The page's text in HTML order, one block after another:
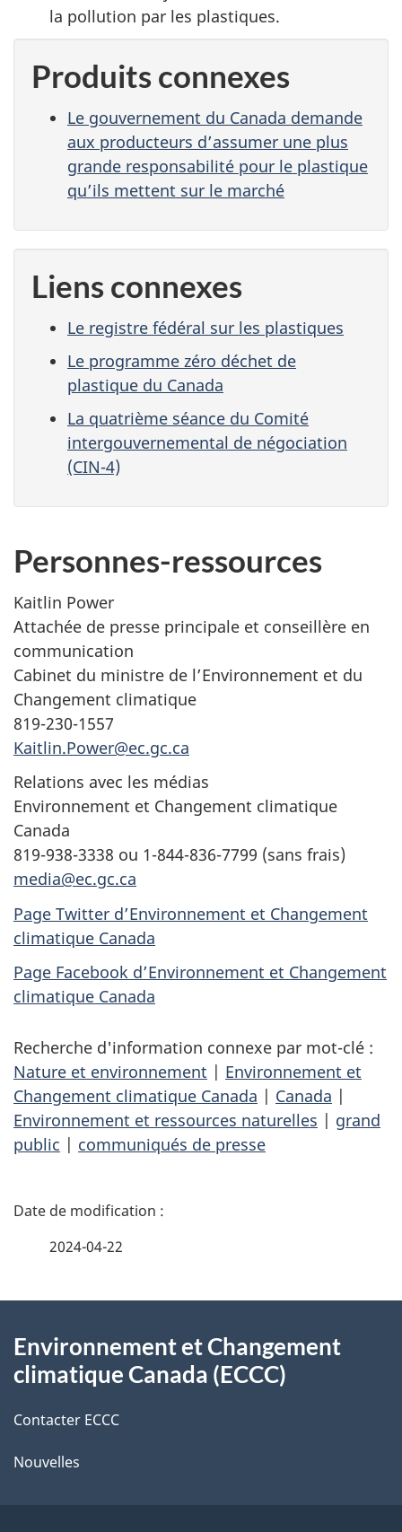
la pollution par les plastiques.
Produits connexes
Le gouvernement du Canada demande
aux producteurs d’assumer une plus
grande responsabilité pour le plastique
qu’ils mettent sur le marché
Liens connexes
Le registre fédéral sur les plastiques
Le programme zéro déchet de
plastique du Canada
La quatrième séance du Comité
intergouvernemental de négociation
(CIN-4)
Personnes-ressources
Kaitlin Power
Attachée de presse principale et conseillère en
communication
Cabinet du ministre de l’Environnement et du
Changement climatique
819-230-1557
Kaitlin.Power@ec.gc.ca
Relations avec les médias
Environnement et Changement climatique
Canada
819-938-3338 ou 1-844-836-7799 (sans frais)
media@ec.gc.ca
Page Twitter d’Environnement et Changement
climatique Canada
Page Facebook d’Environnement et Changement
climatique Canada
Recherche d'information connexe par mot-clé :
Nature et environnement | Environnement et
Changement climatique Canada | Canada |
Environnement et ressources naturelles | grand
public | communiqués de presse
D
i
s
d
2024-04-22
propos
ce
site
Environnement et Changement
climatique Canada (ECCC)
Contacter ECCC
Nouvelles